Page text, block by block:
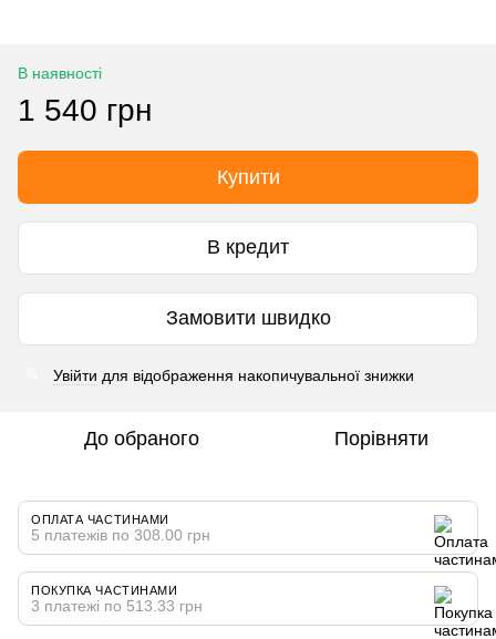
В наявності
1 540 грн
Купити
В кредит
Замовити швидко
Увійти для відображення накопичувальної знижки
До обраного Порівняти
ОПЛАТА ЧАСТИНАМИ
5 платежів по 308.00 грн
ПОКУПКА ЧАСТИНАМИ
3 платежі по 513.33 грн